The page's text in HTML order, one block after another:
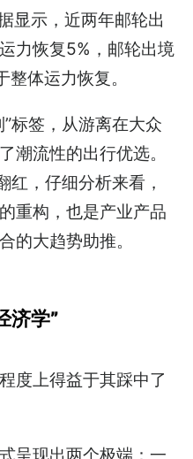
显示，近两年邮轮出
力恢复5%，邮轮出境
体运力恢复。
标签，从游离在大众
潮流性的出行优选。
红，仔细分析来看，
重构，也是产业产品
的大趋势助推。
济学”
度上得益于其踩中了
呈现出两个极端：一